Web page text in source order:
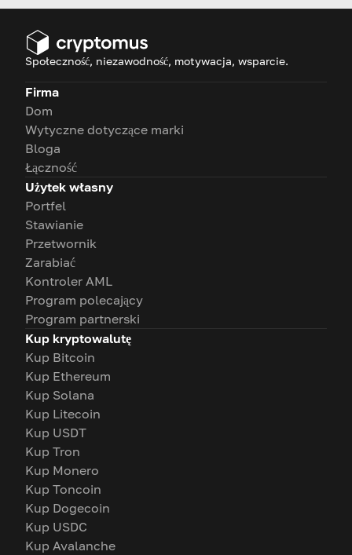
Społeczność, niezawodność, motywacja, wsparcie.
Firma
Dom
Wytyczne dotyczące marki
Bloga
Łączność
Użytek własny
Portfel
Stawianie
Przetwornik
Zarabiać
Kontroler AML
Program polecający
Program partnerski
Kup kryptowalutę
Kup Bitcoin
Kup Ethereum
Kup Solana
Kup Litecoin
Kup USDT
Kup Tron
Kup Monero
Kup Toncoin
Kup Dogecoin
Kup USDC
Kup Avalanche